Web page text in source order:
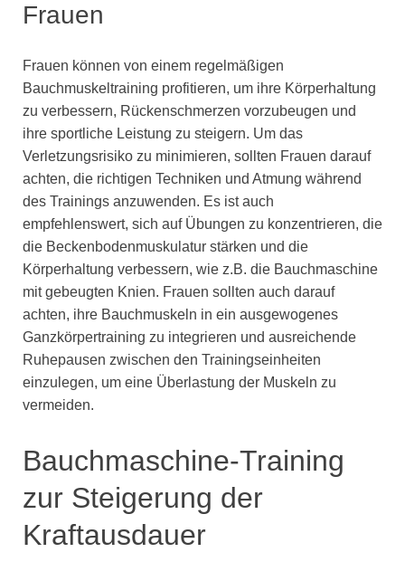
Frauen
Frauen können von einem regelmäßigen
Bauchmuskeltraining profitieren, um ihre Körperhaltung
zu verbessern, Rückenschmerzen vorzubeugen und
ihre sportliche Leistung zu steigern. Um das
Verletzungsrisiko zu minimieren, sollten Frauen darauf
achten, die richtigen Techniken und Atmung während
des Trainings anzuwenden. Es ist auch
empfehlenswert, sich auf Übungen zu konzentrieren, die
die Beckenbodenmuskulatur stärken und die
Körperhaltung verbessern, wie z.B. die Bauchmaschine
mit gebeugten Knien. Frauen sollten auch darauf
achten, ihre Bauchmuskeln in ein ausgewogenes
Ganzkörpertraining zu integrieren und ausreichende
Ruhepausen zwischen den Trainingseinheiten
einzulegen, um eine Überlastung der Muskeln zu
vermeiden.
Bauchmaschine-Training
zur Steigerung der
Kraftausdauer